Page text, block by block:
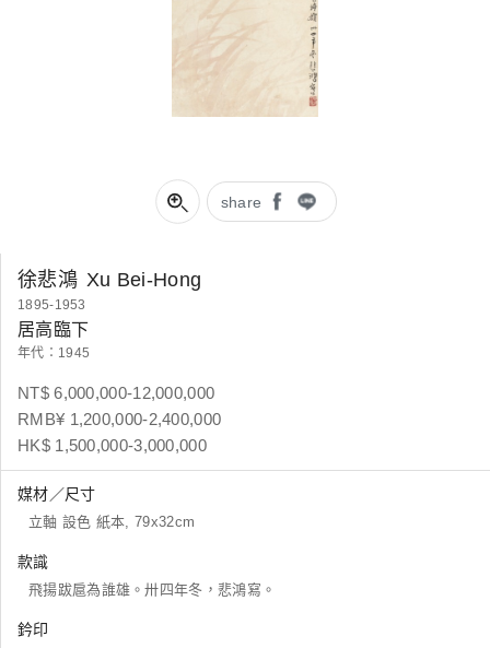
share
徐悲鴻 Xu Bei-Hong
1895-1953
居高臨下
年代：1945
NT$ 6,000,000-12,000,000
RMB¥ 1,200,000-2,400,000
HK$ 1,500,000-3,000,000
媒材／尺寸
立軸 設色 紙本, 79x32cm
款識
飛揚跋扈為誰雄。卅四年冬，悲鴻寫。
鈐印